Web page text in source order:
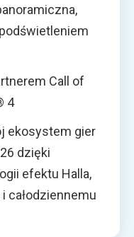
Call of
4
ekosystem gier
dzięki
efektu Halla,
całodziennemu